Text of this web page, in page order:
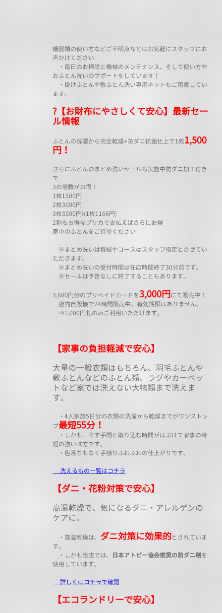
機器類の使い方などご不明点などはお気軽にスタッフにお
声かけください
・毎日のお掃除と機械のメンテナンス、そして使い方や
おふとん洗いのサポートをしています！
・掛けふとんや敷ふとん洗い専用ネットもご用意してい
ます。
?【お財布にやさしくて安心】最新セー
ル情報
ふとんの洗濯から完全乾燥+防ダニ抗菌仕上で1枚1,500
円！
さらにふとんのまとめ洗いセールも実施中防ダニ加工付き
で
3の倍数がお得！
1枚1500円
2枚3000円
3枚3500円!(1枚1166円)
2割もお得なプリカで支払えばさらにお得
家中のふとんをご持参ください
※まとめ洗いは機械やコースはスタッフ指定とさせてい
ただきます。
※まとめ洗いの受付時間は在店時間終了30分前です。
※セールは予告なしに終了することもあります。
3,600円分のプリペイドカードを3,000円にて販売中！
店内自販機で24時間販売中、有効期限はありません。
⇒1,000円札のみご利用いただけます。
【家事の負担軽減で安心】
大量の一般衣類はもちろん、羽毛ふとんや
敷ふとんなどのふとん類、ラグやカーペッ
トなど家では洗えない大物類まで洗えま
す。
・4人家族5日分の衣類の洗濯から乾燥までがワンストッ
プ最短55分！
・しかも、干す手間と取り込む時間がはぶけて家事の時
短の強い味方です。
・色落ちもなく手触りふわふわの仕上がりです。
洗えるもの一覧はコチラ
【ダニ・花粉対策で安心】
高温乾燥で、気になるダニ・アレルゲンの
ケアに。
・高温乾燥は、 ダニ対策に効果的とされていま
す。
・しかも当店では、 日本アトピー協会推奨の防ダニ剤を
使用しています。
詳しくはコチラで確認
【エコランドリーで安心】